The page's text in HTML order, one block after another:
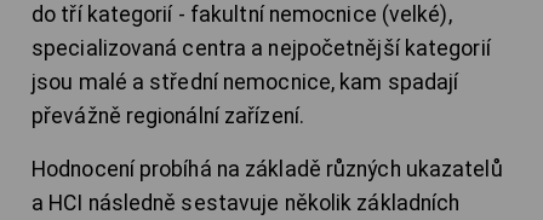
do tří kategorií - fakultní nemocnice (velké),
specializovaná centra a nejpočetnější kategorií
jsou malé a střední nemocnice, kam spadají
převážně regionální zařízení.
Hodnocení probíhá na základě různých ukazatelů
a HCI následně sestavuje několik základních